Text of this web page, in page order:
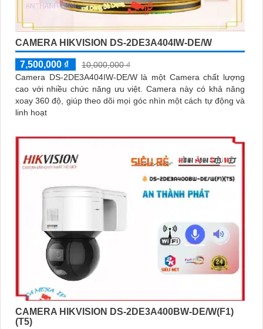
CAMERA HIKVISION DS-2DE3A404IW-DE/W
7,500,000 ₫
10,000,000 ₫
Camera DS-2DE3A404IW-DE/W là một Camera chất lượng
cao với nhiều chức năng ưu việt. Camera này có khả năng
xoay 360 độ, giúp theo dõi mọi góc nhìn một cách tự động và
linh hoạt
CAMERA HIKVISION DS-2DE3A400BW-DE/W(F1)
(T5)